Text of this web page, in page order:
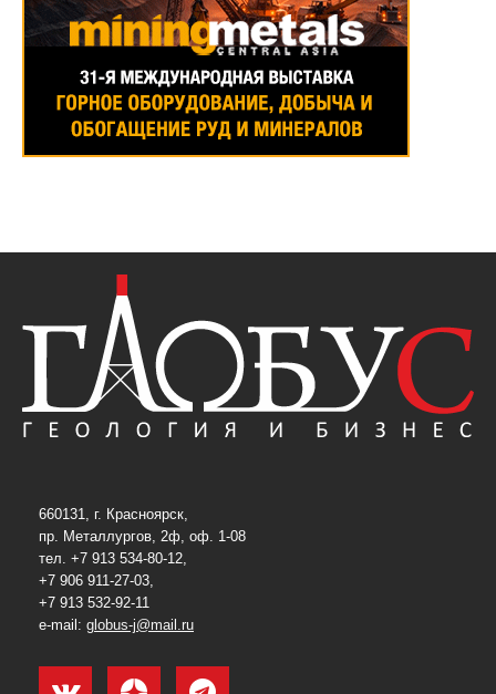
660131, г. Красноярск,
пр. Металлургов, 2ф, оф. 1-08
тел. +7 913 534-80-12,
+7 906 911-27-03,
+7 913 532-92-11
e-mail: globus-j@mail.ru